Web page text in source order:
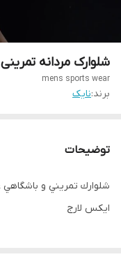
شلوارک مردانه
mens sports wear
برند:نایک
توضیحات
شلوارك تمريني و
ايكس لارج